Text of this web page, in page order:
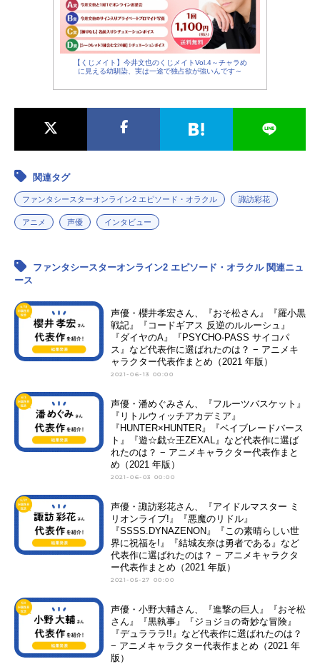
【くじメイト】今井文也のくじメイトVol.4～チャラめ
に見える幼馴染、実は一途で独占欲が強いんです～
関連タグ
ファンタシースターオンライン2 エピソード・オラクル 諏訪彩花
アニメ 声優 インタビュー
ファンタシースターオンライン2 エピソード・オラクル 関連ニュ
ース
声優・櫻井孝宏さん、『おそ松さん』『羅小黒
戦記』『コードギアス 反逆のルルーシュ』
『ダイヤのA』『PSYCHO-PASS サイコパ
ス』など代表作に選ばれたのは？ − アニメキ
ャラクター代表作まとめ（2021 年版）
2021-06-13 00:00
声優・潘めぐみさん、『フルーツバスケット』
『リトルウィッチアカデミア』
『HUNTER×HUNTER』『ベイブレードバース
ト』『遊☆戯☆王ZEXAL』など代表作に選ば
れたのは？ − アニメキャラクター代表作まと
め（2021 年版）
2021-06-03 00:00
声優・諏訪彩花さん、『アイドルマスター ミ
リオンライブ!』『悪魔のリドル』
『SSSS.DYNAZENON』『この素晴らしい世
界に祝福を!』『結城友奈は勇者である』など
代表作に選ばれたのは？ − アニメキャラクタ
ー代表作まとめ（2021 年版）
2021-05-27 00:00
声優・小野大輔さん、『進撃の巨人』『おそ松
さん』『黒執事』『ジョジョの奇妙な冒険』
『デュラララ!!』など代表作に選ばれたのは？
− アニメキャラクター代表作まとめ（2021 年
版）